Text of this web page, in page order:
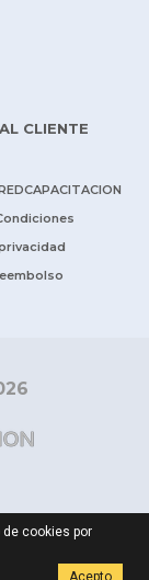
CLIENTE
cookies por
Acepto